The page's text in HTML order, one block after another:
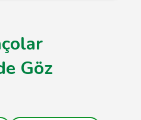
Göz